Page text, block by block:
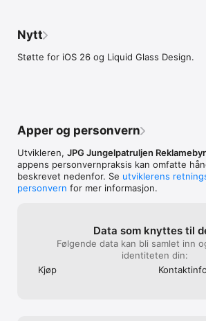
Nytt
Støtte for iOS 26 og Liquid Glass Design.
Apper og personvern
Utvikleren, JPG Jungelpatruljen
appens personvern­praksis kan omfatte
beskrevet nedenfor. Se utviklerens
personvern for mer informasjon.
Data som knyttes til
Følgende data kan bli samlet inn
identiteten din:
Kjøp